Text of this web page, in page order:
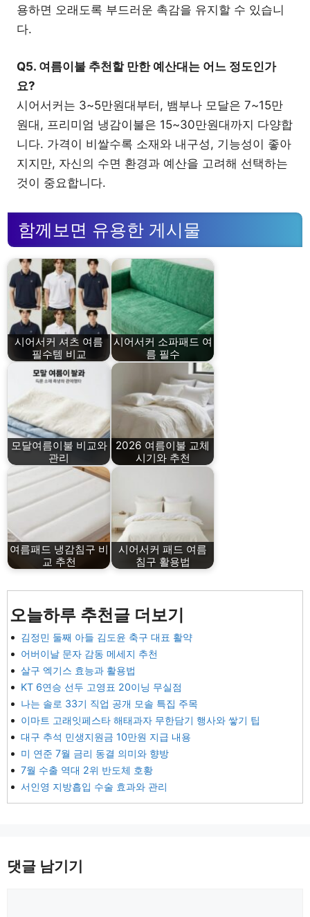
용하면 오래도록 부드러운 촉감을 유지할 수 있습니
다.
Q5. 여름이불 추천할 만한 예산대는 어느 정도인가
요?
시어서커는 3~5만원대부터, 뱀부나 모달은 7~15만
원대, 프리미엄 냉감이불은 15~30만원대까지 다양합
니다. 가격이 비쌀수록 소재와 내구성, 기능성이 좋아
지지만, 자신의 수면 환경과 예산을 고려해 선택하는
것이 중요합니다.
함께보면 유용한 게시물
시어서커 셔츠 여름
필수템 비교
시어서커 소파패드 여
름 필수
모달여름이불 비교와
관리
2026 여름이불 교체
시기와 추천
여름패드 냉감침구 비
교 추천
시어서커 패드 여름
침구 활용법
오늘하루 추천글 더보기
김정민 둘째 아들 김도윤 축구 대표 활약
어버이날 문자 감동 메세지 추천
살구 엑기스 효능과 활용법
KT 6연승 선두 고영표 20이닝 무실점
나는 솔로 33기 직업 공개 모솔 특집 주목
이마트 고래잇페스타 해태과자 무한담기 행사와 쌓기 팁
대구 추석 민생지원금 10만원 지급 내용
미 연준 7월 금리 동결 의미와 향방
7월 수출 역대 2위 반도체 호황
서인영 지방흡입 수술 효과와 관리
댓글 남기기